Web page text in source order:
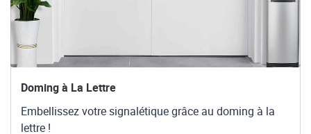
Doming à La Lettre
Embellissez votre signalétique grâce au doming à la
lettre !